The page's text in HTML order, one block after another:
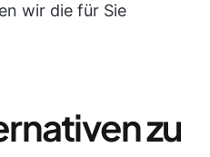
wir die für Sie
zu